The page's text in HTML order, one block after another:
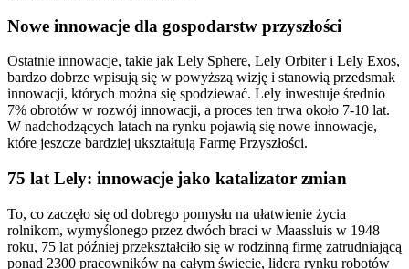
Nowe innowacje dla gospodarstw przyszłości
Ostatnie innowacje, takie jak Lely Sphere, Lely Orbiter i Lely Exos,
bardzo dobrze wpisują się w powyższą wizję i stanowią przedsmak
innowacji, których można się spodziewać. Lely inwestuje średnio
7% obrotów w rozwój innowacji, a proces ten trwa około 7-10 lat.
W nadchodzących latach na rynku pojawią się nowe innowacje,
które jeszcze bardziej ukształtują Farmę Przyszłości.
75 lat Lely: innowacje jako katalizator zmian
To, co zaczęło się od dobrego pomysłu na ułatwienie życia
rolnikom, wymyślonego przez dwóch braci w Maassluis w 1948
roku, 75 lat później przekształciło się w rodzinną firmę zatrudniającą
ponad 2300 pracowników na całym świecie, lidera rynku robotów